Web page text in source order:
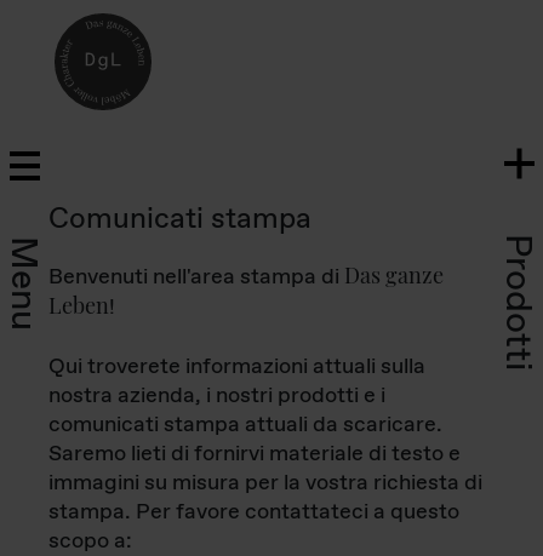
Menu Prodotti
Comunicati stampa
Benvenuti nell'area stampa di Das ganze
Leben!
Qui troverete informazioni attuali sulla
nostra azienda, i nostri prodotti e i
comunicati stampa attuali da scaricare.
Saremo lieti di fornirvi materiale di testo e
immagini su misura per la vostra richiesta di
stampa. Per favore contattateci a questo
scopo a: